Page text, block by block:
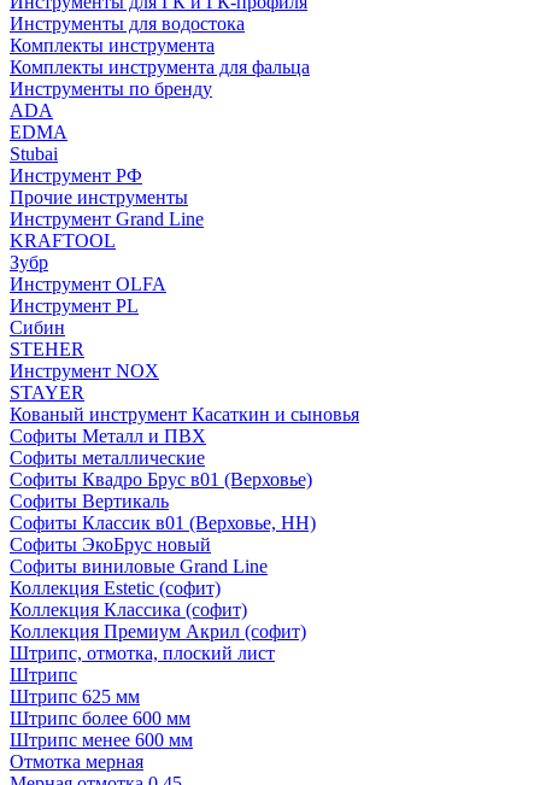
Инструменты для водостока
Комплекты инструмента
Комплекты инструмента для фальца
Инструменты по бренду
ADA
EDMA
Stubai
Инструмент РФ
Прочие инструменты
Инструмент Grand Line
KRAFTOOL
Зубр
Инструмент OLFA
Инструмент PL
Сибин
STEHER
Инструмент NOX
STAYER
Кованый инструмент Касаткин и сыновья
Софиты Металл и ПВХ
Софиты металлические
Софиты Квадро Брус в01 (Верховье)
Софиты Вертикаль
Софиты Классик в01 (Верховье, НН)
Софиты ЭкоБрус новый
Софиты виниловые Grand Line
Коллекция Estetic (софит)
Коллекция Классика (софит)
Коллекция Премиум Акрил (софит)
Штрипс, отмотка, плоский лист
Штрипс
Штрипс 625 мм
Штрипс более 600 мм
Штрипс менее 600 мм
Отмотка мерная